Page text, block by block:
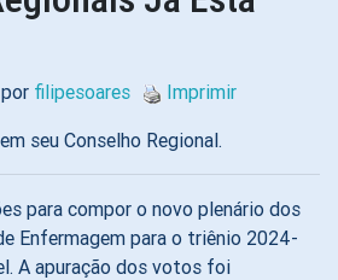
filipesoares
Imprimir
seu Conselho Regional.
para compor o novo plenário dos
Enfermagem para o triênio 2024-
A apuração dos votos foi